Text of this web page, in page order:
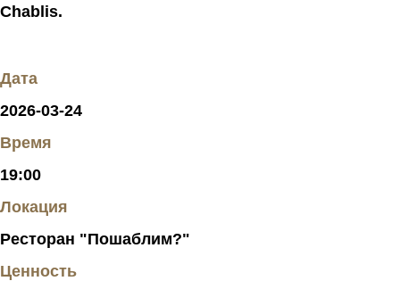
Chablis.
Дата
2026-03-24
Время
19:00
Локация
Ресторан "Пошаблим?"
Ценность